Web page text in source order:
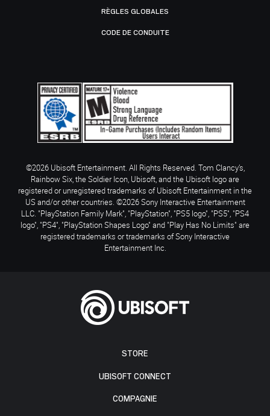
STORE
UBISOFT CONNECT
COMPAGNIE
RÈGLES GLOBALES
CODE DE CONDUITE
©2026 Ubisoft Entertainment. All Rights Reserved. Tom Clancy’s,
Rainbow Six, the Soldier Icon, Ubisoft, and the Ubisoft logo are
registered or unregistered trademarks of Ubisoft Entertainment in the
US and/or other countries. ©2026 Sony Interactive Entertainment
LLC. "PlayStation Family Mark", "PlayStation", "PS5 logo", "PS5", "PS4
logo", "PS4", "PlayStation Shapes Logo" and "Play Has No Limits" are
registered trademarks or trademarks of Sony Interactive
Entertainment Inc.